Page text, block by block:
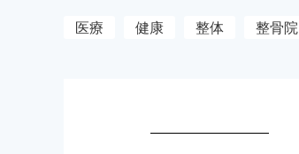
医療 健康 整体 整骨院